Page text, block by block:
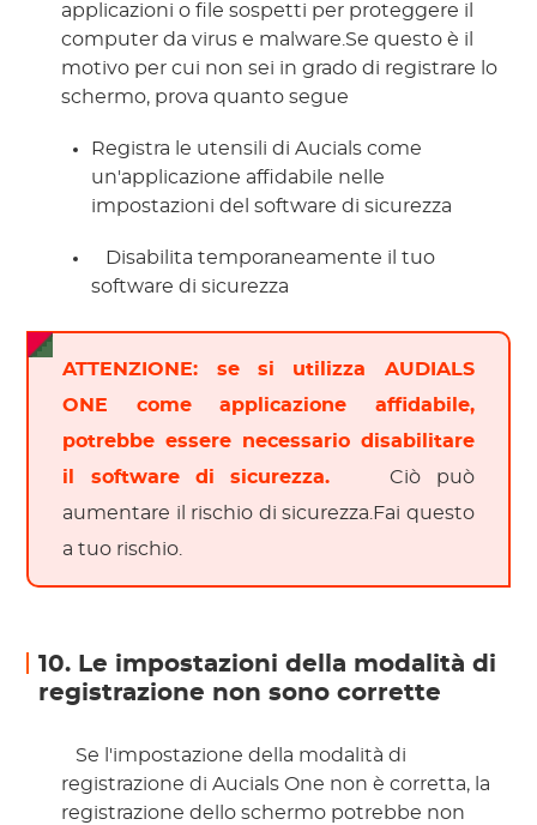
applicazioni o file sospetti per proteggere il
computer da virus e malware.Se questo è il
motivo per cui non sei in grado di registrare lo
schermo, prova quanto segue
Registra le utensili di Aucials come
un'applicazione affidabile nelle
impostazioni del software di sicurezza
Disabilita temporaneamente il tuo
software di sicurezza
ATTENZIONE: se si utilizza AUDIALS
ONE come applicazione affidabile,
potrebbe essere necessario disabilitare
il software di sicurezza.
Ciò può
aumentare il rischio di sicurezza.Fai questo
a tuo rischio.
10. Le impostazioni della modalità di
registrazione non sono corrette
Se l'impostazione della modalità di
registrazione di Aucials One non è corretta, la
registrazione dello schermo potrebbe non